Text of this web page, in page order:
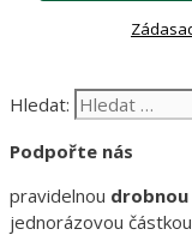
Hledat:
Podpořte nás
pravidelnou drobnou
jednorázovou částkou